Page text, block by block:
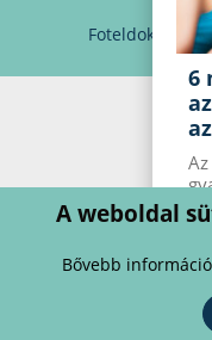
Foteldoki
6
jól
A weboldal
Bővebb